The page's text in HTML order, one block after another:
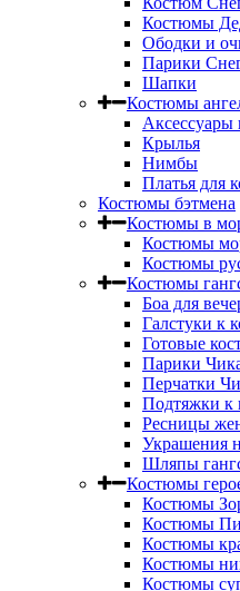
Костюмы
Ободки и
Парики
Шапки
Костюмы
Аксессуары
Крылья
Нимбы
Платья для
Костюмы бэтмена
Костюмы в
Костюмы
Костюмы
Костюмы
Боа для
Галстуки к
Готовые
Парики
Перчатки
Подтяжки к
Ресницы
Украшения
Шляпы
Костюмы
Костюмы
Костюмы
Костюмы
Костюмы
Костюмы